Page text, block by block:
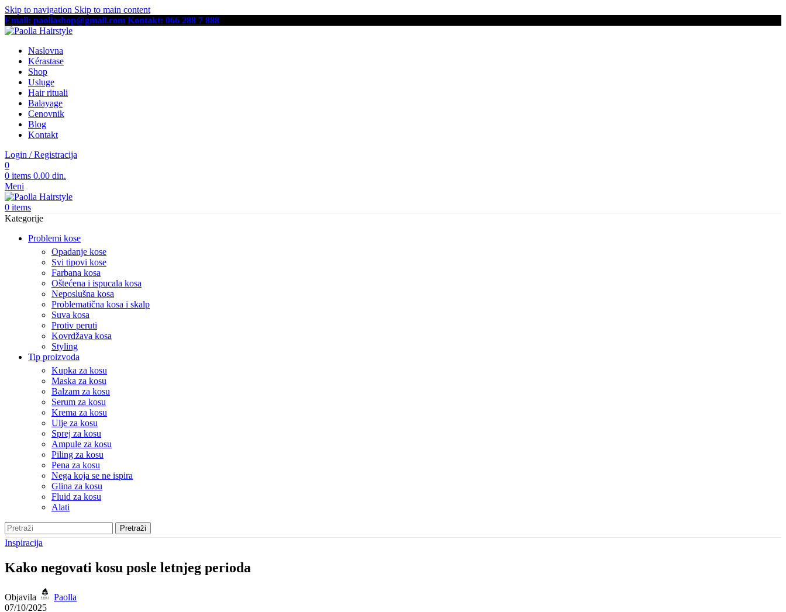
Skip to navigation Skip to main content
Email: paollashop@gmail.com Kontakt: 066 288 7 888
Naslovna
Kérastase
Shop
Usluge
Hair rituali
Balayage
Cenovnik
Blog
Kontakt
Login / Registracija
0
0 items 0.00 din.
Meni
0 items
Kategorije
Problemi kose
Opadanje kose
Svi tipovi kose
Farbana kosa
Oštećena i ispucala kosa
Neposlušna kosa
Problematična kosa i skalp
Suva kosa
Protiv peruti
Kovrdžava kosa
Styling
Tip proizvoda
Kupka za kosu
Maska za kosu
Balzam za kosu
Serum za kosu
Krema za kosu
Ulje za kosu
Sprej za kosu
Ampule za kosu
Piling za kosu
Pena za kosu
Nega koja se ne ispira
Glina za kosu
Fluid za kosu
Alati
Pretraži
Inspiracija
Kako negovati kosu posle letnjeg perioda
Objavila
Paolla
07/10/2025